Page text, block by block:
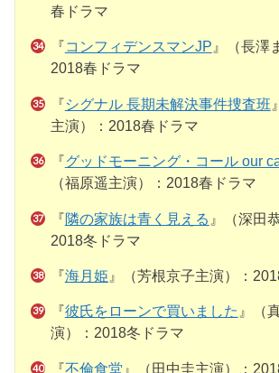
春ドラマ
『コンフィデンスマンJP 』（長澤
2018春ドラマ
『シグナル 長期未解決事件捜査班
主演）：2018春ドラマ
『グッドモーニング・コール our
（福原遥主演）：2018春ドラマ
『隣の家族は青く見える 』（深田
2018冬ドラマ
『海月姫 』（芳根京子主演）：
『 彼氏をローンで買いました 』（
演）：2018冬ドラマ
『不倫食堂 』（田中圭主演）：